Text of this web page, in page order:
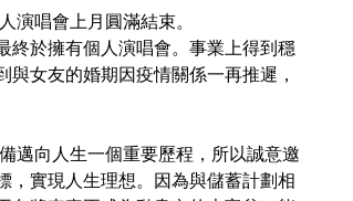
演唱會上月圓滿結束。
終於擁有個人演唱會。事業上得到穩
女友的婚期因疫情關係一再推遲，
邁向人生一個重要歷程，所以誠意邀
，實現人生理想。因為與儲蓄計劃相